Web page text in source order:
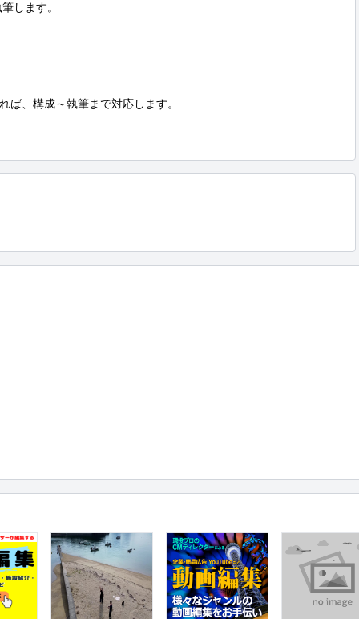
します。
ば、構成～執筆まで対応します。